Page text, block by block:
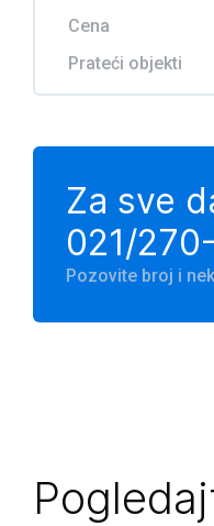
Cena
Prateći objekti
Za sve
021/
Pozovite broj i